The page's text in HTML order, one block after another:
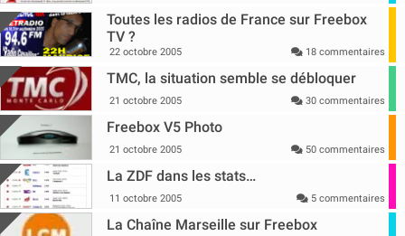
Toutes les radios de France sur Freebox
TV ?
22 octobre 2005 18 commentaires
TMC, la situation semble se débloquer
21 octobre 2005 30 commentaires
Freebox V5 Photo
21 octobre 2005 50 commentaires
La ZDF dans les stats…
11 octobre 2005 5 commentaires
La Chaîne Marseille sur Freebox